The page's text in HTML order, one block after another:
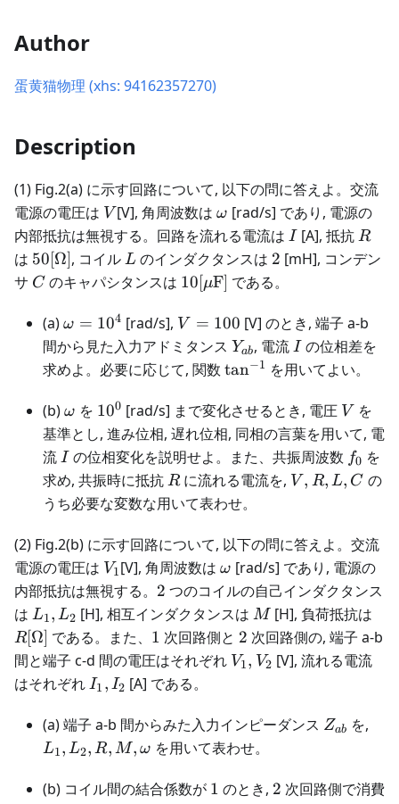
Author
蛋黄猫物理 (xhs: 94162357270)
Description
(1) Fig.2(a) に示す回路について, 以下の問に答えよ。交流
電源の電圧は V
V [V], 角周波数は\omega
ω [rad/s] であり, 電源の
内部抵抗は無視する。回路を流れる電流は I
I[A], 抵抗 R
R
は 50[\Omega]
50[Ω], コイル L
L のインダクタンスは 2
2 [mH], コンデン
サ C
C のキャパシタンスは 10[\mu\text{F}]
10[μF] である。
(a)\omega
= 10^4
ω = 104 [rad/s], V
=
100
V = 100 [V] のとき, 端子 a-b
間から見た入力アドミタンス Y_{ab}
Yab, 電流I
Iの位相差を
求めよ。必要に応じて, 関数 \tan^{-1}
tan−1 を用いてよい。
(b)\omega
ω を 10^{0}
100 [rad/s] まで変化させるとき, 電圧 V
V を
基準とし, 進み位相, 遅れ位相, 同相の言葉を用いて, 電
流 I
Iの位相変化を説明せよ。また、共振周波数 f_0
f0 を
求め, 共振時に抵抗 R
Rに流れる電流を, V,R,L,C
V , R, L, C の
うち必要な変数な用いて表わせ。
(2) Fig.2(b) に示す回路について, 以下の問に答えよ。交流
電源の電圧は V_1
V1[V], 角周波数は\omega
ω [rad/s] であり, 電源の
内部抵抗は無視する。 2
2 つのコイルの自己インダクタンス
は L_1,L_2
L1, L2 [H], 相互インダクタンスはM
M [H], 負荷抵抗は
R[Ω] である。また、 1
1 次回路側と 2
2 次回路側の, 端子 a-b
間と端子 c-d 間の電圧はそれぞれ V_1,V_2
V1, V2 [V], 流れる電流
はそれぞれ I_1,I_2
I1 , I2 [A] である。
(a) 端子 a-b 間からみた入力インピーダンス Z_{ab}
Zab を,
L1, L2, R, M, ω を用いて表わせ。
(b) コイル間の結合係数が 1
1 のとき, 2
2 次回路側で消費